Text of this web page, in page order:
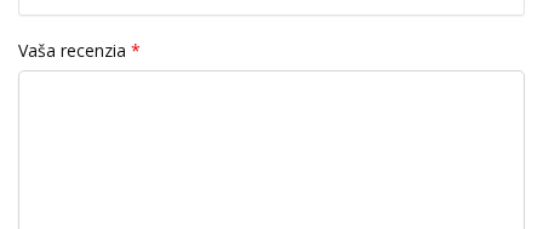
Vaša recenzia *